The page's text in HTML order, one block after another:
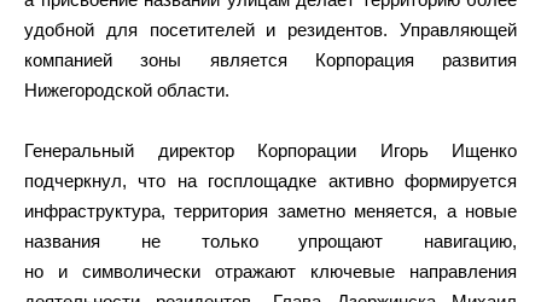
удобной для посетителей и резидентов. Управляющей
компанией зоны является Корпорация развития
Нижегородской области.
Генеральный директор Корпорации Игорь Ищенко
подчеркнул, что на госплощадке активно формируется
инфраструктура, территория заметно меняется, а новые
названия не только упрощают навигацию,
но и символически отражают ключевые направления